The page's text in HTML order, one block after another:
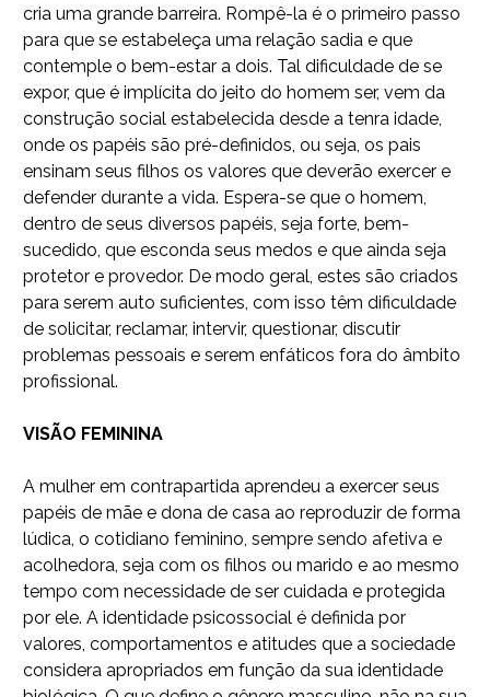
cria uma grande barreira. Rompê-la é o primeiro passo
para que se estabeleça uma relação sadia e que
contemple o bem-estar a dois. Tal dificuldade de se
expor, que é implícita do jeito do homem ser, vem da
construção social estabelecida desde a tenra idade,
onde os papéis são pré-definidos, ou seja, os pais
ensinam seus filhos os valores que deverão exercer e
defender durante a vida. Espera-se que o homem,
dentro de seus diversos papéis, seja forte, bem-
sucedido, que esconda seus medos e que ainda seja
protetor e provedor. De modo geral, estes são criados
para serem auto suficientes, com isso têm dificuldade
de solicitar, reclamar, intervir, questionar, discutir
problemas pessoais e serem enfáticos fora do âmbito
profissional.
VISÃO FEMININA
A mulher em contrapartida aprendeu a exercer seus
papéis de mãe e dona de casa ao reproduzir de forma
lúdica, o cotidiano feminino, sempre sendo afetiva e
acolhedora, seja com os filhos ou marido e ao mesmo
tempo com necessidade de ser cuidada e protegida
por ele. A identidade psicossocial é definida por
valores, comportamentos e atitudes que a sociedade
considera apropriados em função da sua identidade